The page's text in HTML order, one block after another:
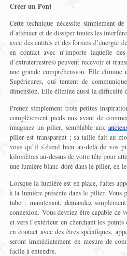
Créer un Pont
Cette technique nécessite simplement
d’atténuer et de dissiper toutes les
avec des entités et des formes d’énergie
en contact avec n’importe laquelle
d’extraterrestres) peuvent recevoir et
une grande compréhension. Elle élimine
Supérieures, qui tentent de
dimension. Elle élimine aussi la difficulté
Prenez simplement trois petites
complètement pieds nus avant de
imaginez un pilier, semblable aux
pilier est transparent ; sa taille fait au
vous qu’il s’étend bien au-delà de vos
kilomètres au-dessus de votre tête pour
une lumière blanc-doré dans le pilier, en
Lorsque la lumière est en place, faites
à la lumière présente dans le pilier. Vous
tube ; maintenant, demandez
connexion. Vous devriez être capable de
et vers l’extérieur en cherchant les
en contact avec des êtres spécifiques,
seront immédiatement en mesure de
facile à entendre.